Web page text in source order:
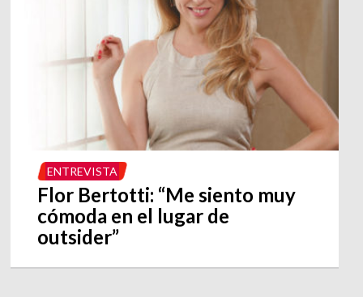
ENTREVISTA
Flor Bertotti: “Me siento muy
cómoda en el lugar de
outsider”